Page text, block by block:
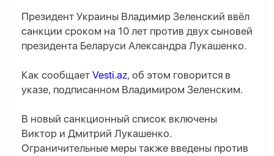
Президент Украины Владимир Зеленский ввёл
санкции сроком на 10 лет против двух сыновей
президента Беларуси Александра Лукашенко.
Как сообщает Vesti.az, об этом говорится в
указе, подписанном Владимиром Зеленским.
В новый санкционный список включены
Виктор и Дмитрий Лукашенко.
Ограничительные меры также введены против